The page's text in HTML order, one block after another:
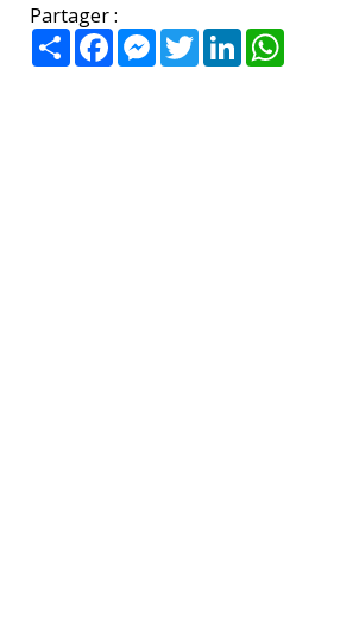
Partager :
PartagerFacebookMessenger
TwitterLinkedIn